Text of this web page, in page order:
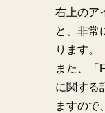
右上のア
と、非常
ります。
また、「
に関する
ますので